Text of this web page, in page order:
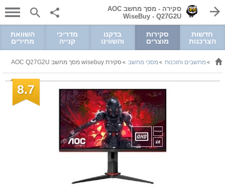
סקירה - מסך מחשב AOC
Q27G2U ‏- WiseBuy
חדשות
הצרכנות
סקירות
מוצרים
בדקנו
והשווינו
מדריכי
קנייה
השוואת
מחירים
>מחשבים ותוכנות >מסכי מחשב >סקירת wisebuy מסך מחשב AOC Q27G2U
8.7